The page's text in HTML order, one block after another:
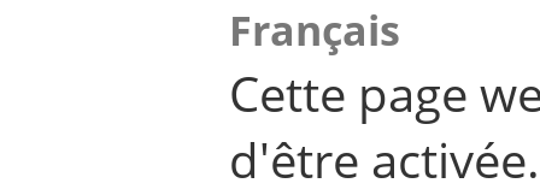
Français
Cette page
d'être